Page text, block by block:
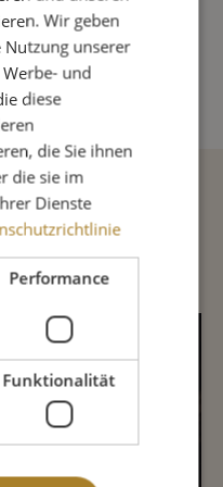
den
Wir geben
unserer
und
diese
die Sie ihnen
die sie im
Dienste
Performance
Funktionalität